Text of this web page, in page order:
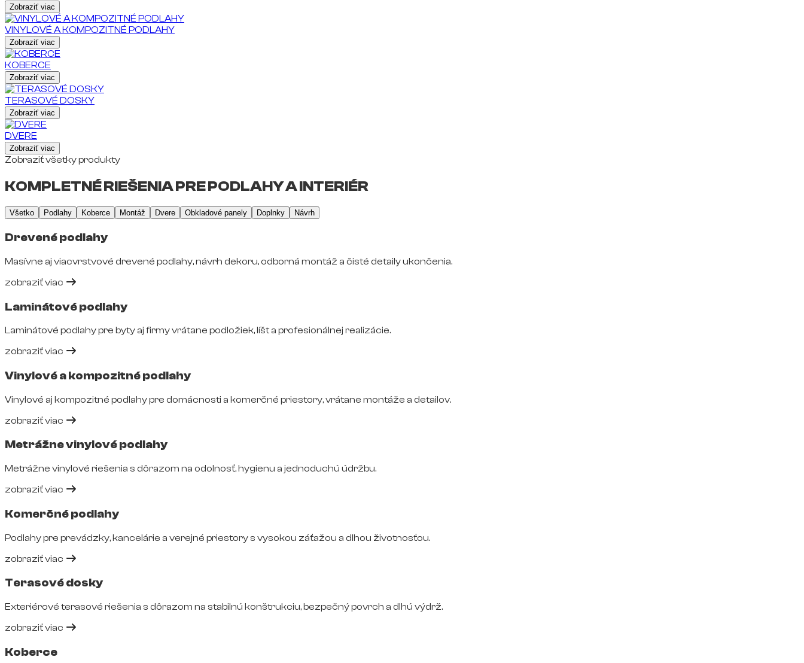
Zobraziť viac
VINYLOVÉ A KOMPOZITNÉ PODLAHY
Zobraziť viac
KOBERCE
Zobraziť viac
TERASOVÉ DOSKY
Zobraziť viac
DVERE
Zobraziť viac
Zobraziť všetky produkty
KOMPLETNÉ RIEŠENIA PRE PODLAHY A INTERIÉR
Všetko Podlahy Koberce Montáž Dvere Obkladové panely Doplnky Návrh
Drevené podlahy
Masívne aj viacvrstvové drevené podlahy, návrh dekoru, odborná montáž a čisté detaily ukončenia.
zobraziť viac
Laminátové podlahy
Laminátové podlahy pre byty aj firmy vrátane podložiek, líšt a profesionálnej realizácie.
zobraziť viac
Vinylové a kompozitné podlahy
Vinylové aj kompozitné podlahy pre domácnosti a komerčné priestory, vrátane montáže a detailov.
zobraziť viac
Metrážne vinylové podlahy
Metrážne vinylové riešenia s dôrazom na odolnosť, hygienu a jednoduchú údržbu.
zobraziť viac
Komerčné podlahy
Podlahy pre prevádzky, kancelárie a verejné priestory s vysokou záťažou a dlhou životnosťou.
zobraziť viac
Terasové dosky
Exteriérové terasové riešenia s dôrazom na stabilnú konštrukciu, bezpečný povrch a dlhú výdrž.
zobraziť viac
Koberce